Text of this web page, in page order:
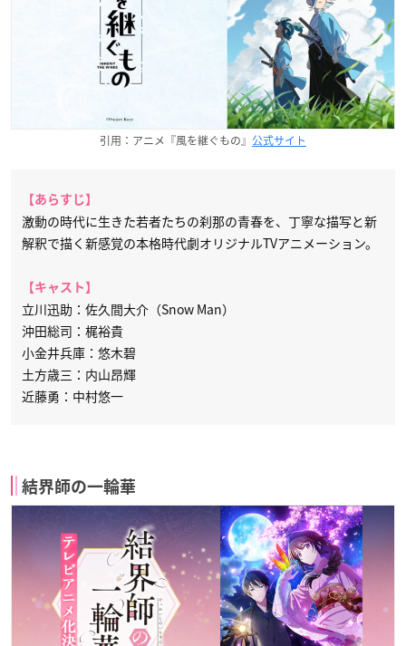
引用：アニメ『風を継ぐもの』 公式サイト
【あらすじ】
激動の時代に生きた若者たちの刹那の青春を、丁寧な描写と新
解釈で描く新感覚の本格時代劇オリジナルTVアニメーション。
【キャスト】
立川迅助：佐久間大介（Snow Man）
沖田総司：梶裕貴
小金井兵庫：悠木碧
土方歳三：内山昂輝
近藤勇：中村悠一
結界師の一輪華